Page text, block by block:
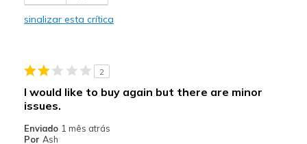
Melhores utilizações
Casual Wear
Sizing
Feels true to size
sinalizar esta crítica
2
I would like to buy again but there are minor
issues.
Enviado 1 mês atrás
Por Ash